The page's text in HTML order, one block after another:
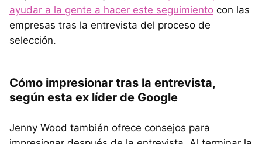
ayudar a la gente a hacer este seguimiento con las
empresas tras la entrevista del proceso de
selección.
Cómo impresionar tras la entrevista,
según esta ex líder de Google
Jenny Wood también ofrece consejos para